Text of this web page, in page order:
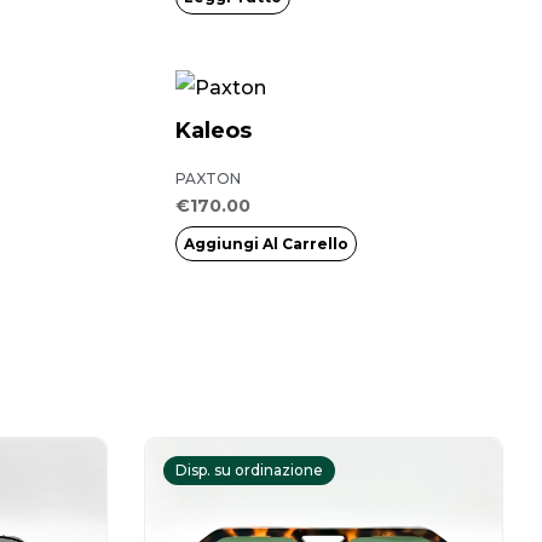
Kaleos
PAXTON
€170.00
Aggiungi Al Carrello
Il
Disp. su ordinazione